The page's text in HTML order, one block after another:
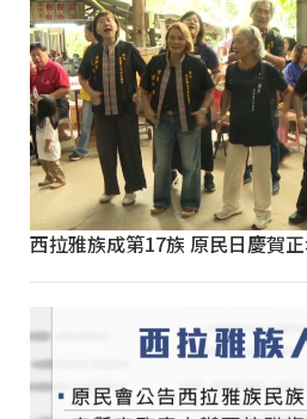
西拉雅族成第17族 原民日慶賀